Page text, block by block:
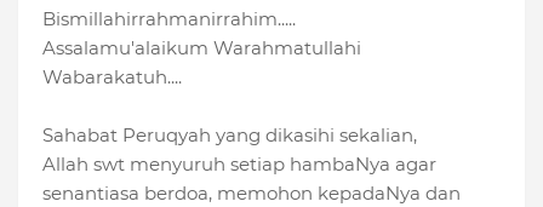
Bismillahirrahmanirrahim.....
Assalamu'alaikum Warahmatullahi
Wabarakatuh....
Sahabat Peruqyah yang dikasihi sekalian,
Allah swt menyuruh setiap hambaNya agar
senantiasa berdoa, memohon kepadaNya dan